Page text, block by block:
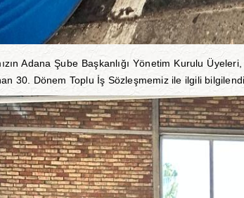
Adana Şube Başkanlığı Yönetim Kurulu
30. Dönem Toplu İş Sözleşmemiz ile ilgili